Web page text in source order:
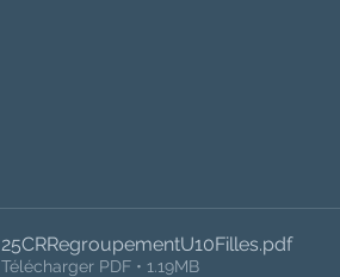
25CRRegroupementU10Filles.pdf
Télécharger PDF • 1.19MB